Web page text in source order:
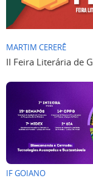
MARTIM CERERÊ
II Feira Literária de
IF GOIANO